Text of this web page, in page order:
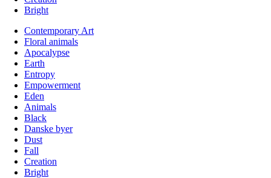
Bright
Contemporary Art
Floral animals
Apocalypse
Earth
Entropy
Empowerment
Eden
Animals
Black
Danske byer
Dust
Fall
Creation
Bright